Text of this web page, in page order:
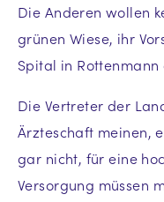
Die Anderen wollen
grünen Wiese, ihr
Spital in Rottenmann
Die Vertreter der
Ärzteschaft meinen,
gar nicht, für eine
Versorgung müssen